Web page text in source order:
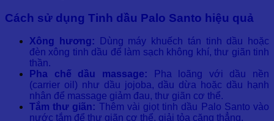
Cách sử dụng Tinh dầu Palo Santo hiệu quả
Xông hương: Dùng máy khuếch tán tinh dầu hoặc
đèn xông tinh dầu để làm sạch không khí, thư giãn tinh
thần.
Pha chế dầu massage: Pha loãng với dầu nền
(carrier oil) như dầu jojoba, dầu dừa hoặc dầu hạnh
nhân để massage giảm đau, thư giãn cơ thể.
Tắm thư giãn: Thêm vài giọt tinh dầu Palo Santo vào
nước tắm để thư giãn cơ thể, giải tỏa căng thẳng.